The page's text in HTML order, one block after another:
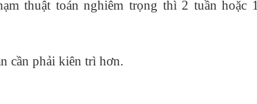
thuật toán nghiêm trọng thì 2 tuần hoặc 1
cần phải kiên trì hơn.